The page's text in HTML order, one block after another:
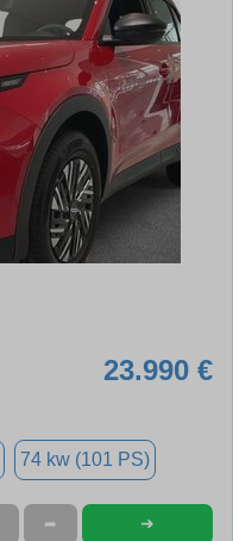
23.990 €
74 kw (101 PS)
➦ ➜